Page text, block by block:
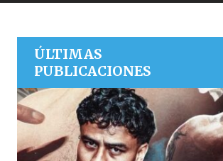
ÚLTIMAS
PUBLICACIONES